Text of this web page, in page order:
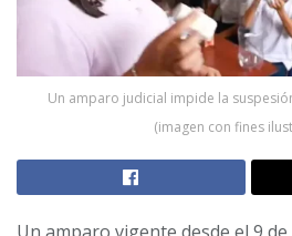
Un amparo judicial impide la
(imagen con fines